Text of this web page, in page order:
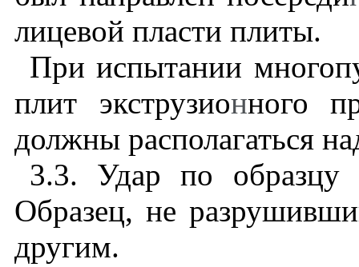
лицевой пласти плиты.
При испытании
плит экструзионного
должны располагаться
3.3. Удар по образцу
Образец, не
другим.